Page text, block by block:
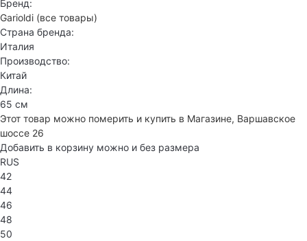
Бренд:
Garioldi (все товары)
Страна бренда:
Италия
Производство:
Китай
Длина:
65 см
Этот товар можно померить и купить в Магазине, Варшавское
шоссе 26
Добавить в корзину можно и без размера
RUS
42
44
46
48
50